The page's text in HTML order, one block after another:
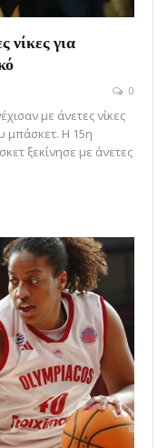
νίκες για
0
με άνετες νίκες
μπάσκετ. Η 15η
ξεκίνησε με άνετες